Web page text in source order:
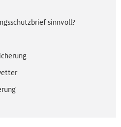
sinnvoll?